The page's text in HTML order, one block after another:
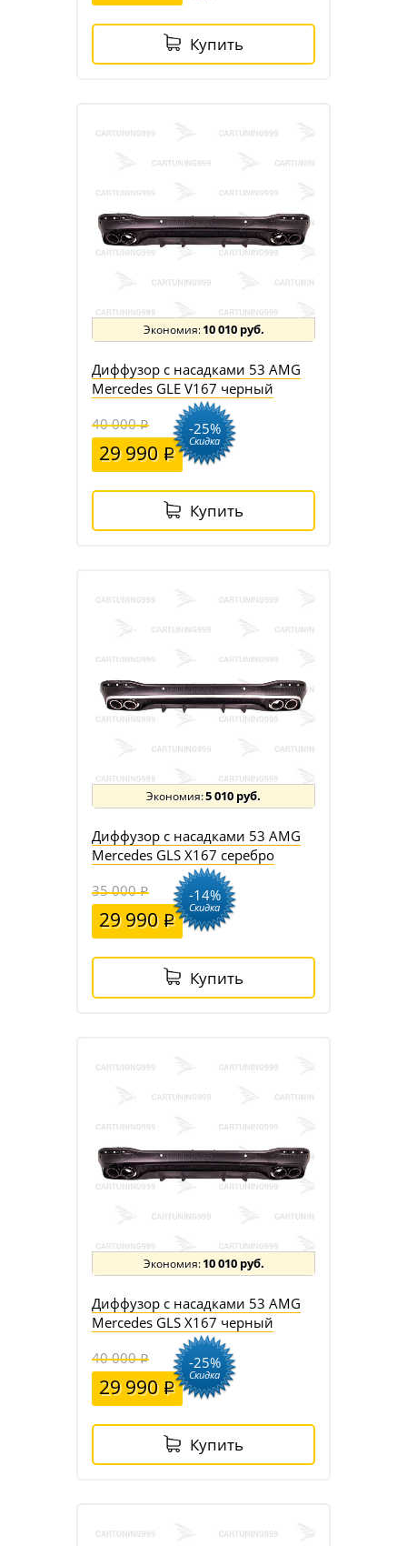
Купить
10 010 руб.
Диффузор с насадками 53 AMG
Mercedes GLE V167 черный
40 000
29 990
-25%
Скидка
Купить
5 010 руб.
Диффузор с насадками 53 AMG
Mercedes GLS X167 серебро
35 000
29 990
-14%
Скидка
Купить
10 010 руб.
Диффузор с насадками 53 AMG
Mercedes GLS X167 черный
40 000
29 990
-25%
Скидка
Купить